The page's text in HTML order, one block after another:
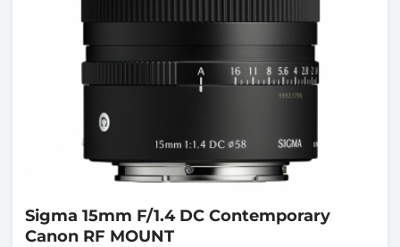
Sigma 15mm F/1.4 DC Contemporary
Canon RF MOUNT